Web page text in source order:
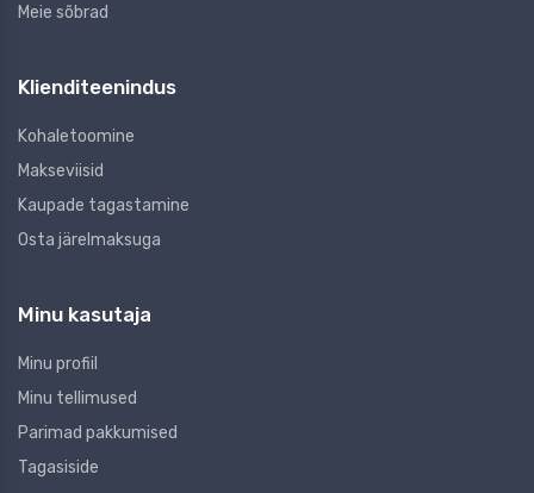
Meie sõbrad
Klienditeenindus
Kohaletoomine
Makseviisid
Kaupade tagastamine
Osta järelmaksuga
Minu kasutaja
Minu profiil
Minu tellimused
Parimad pakkumised
Tagasiside